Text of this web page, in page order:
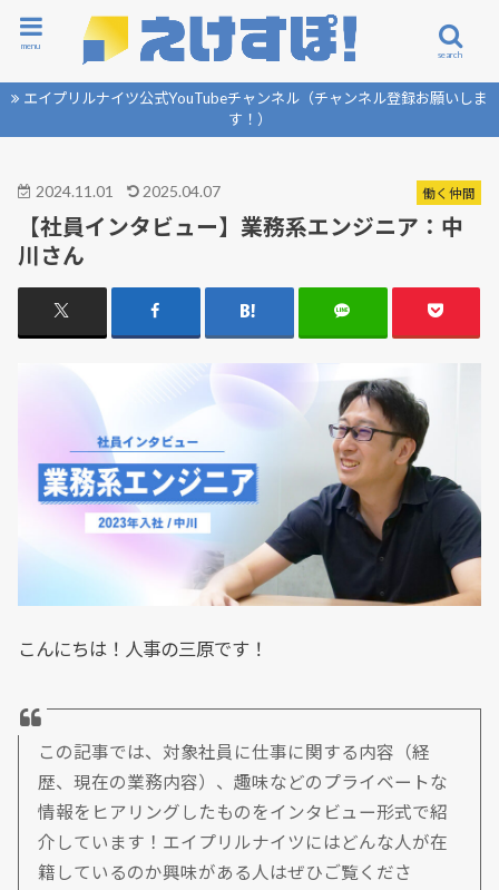
search
menu
エイプリルナイツ公式YouTubeチャンネル（チャンネル登録お願いしま
す！）
働く仲間
2024.11.01 2025.04.07
【社員インタビュー】業務系エンジニア：中
川さん
こんにちは！人事の三原です！
この記事では、対象社員に仕事に関する内容（経
歴、現在の業務内容）、趣味などのプライベートな
情報をヒアリングしたものをインタビュー形式で紹
介しています！エイプリルナイツにはどんな人が在
籍しているのか興味がある人はぜひご覧くださ